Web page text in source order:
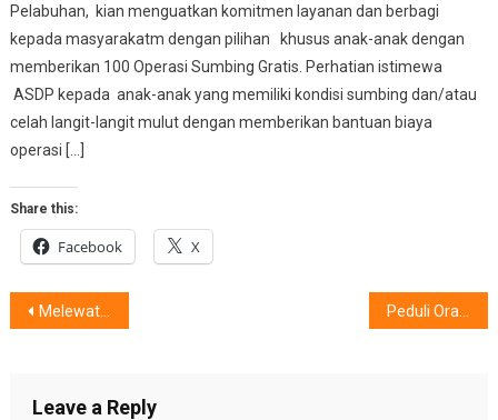
Pelabuhan, kian menguatkan komitmen layanan dan berbagi
kepada masyarakatm dengan pilihan khusus anak-anak dengan
memberikan 100 Operasi Sumbing Gratis. Perhatian istimewa
ASDP kepada anak-anak yang memiliki kondisi sumbing dan/atau
celah langit-langit mulut dengan memberikan bantuan biaya
operasi […]
Share this:
Facebook X
Post
Melewatkan Sarapan Pagi, Buyarkan Konsentrasi
Leave a Reply